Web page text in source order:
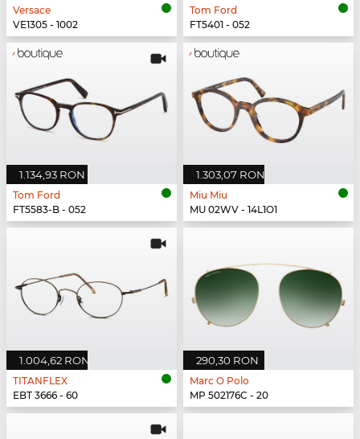
Versace
VE1305 - 1002
Tom Ford
FT5401 - 052
1.134,93 RON
Tom Ford
FT5583-B - 052
1.303,07 RON
Miu Miu
MU 02WV - 14L1O1
1.004,62 RON
TITANFLEX
EBT 3666 - 60
290,30 RON
Marc O Polo
MP 502176C - 20